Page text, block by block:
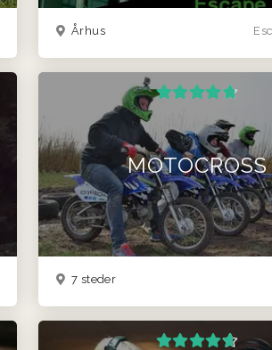
Århus
MOTOCROSS
7 steder